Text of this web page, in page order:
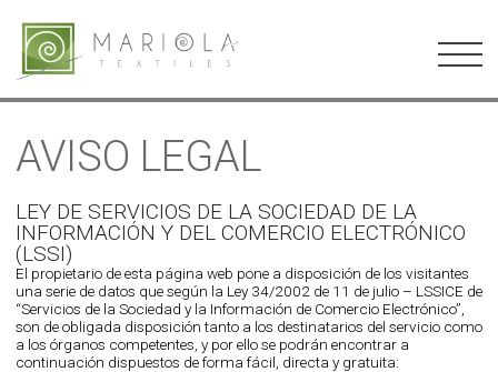
AVISO LEGAL
LEY DE SERVICIOS DE LA SOCIEDAD DE LA
INFORMACIÓN Y DEL COMERCIO ELECTRÓNICO
(LSSI)
El propietario de esta página web pone a disposición de los visitantes
una serie de datos que según la Ley 34/2002 de 11 de julio – LSSICE de
“Servicios de la Sociedad y la Información de Comercio Electrónico”,
son de obligada disposición tanto a los destinatarios del servicio como
a los órganos competentes, y por ello se podrán encontrar a
continuación dispuestos de forma fácil, directa y gratuita: